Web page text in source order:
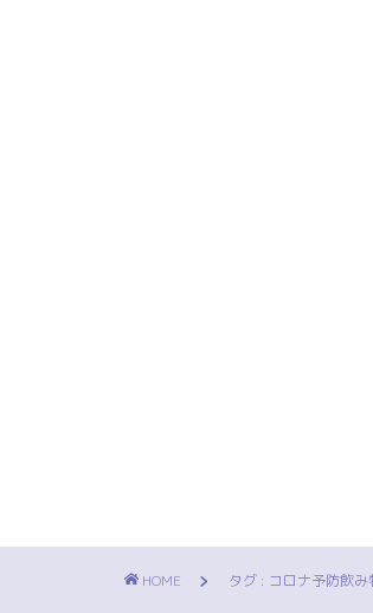
HOME タグ : コロナ予防飲み